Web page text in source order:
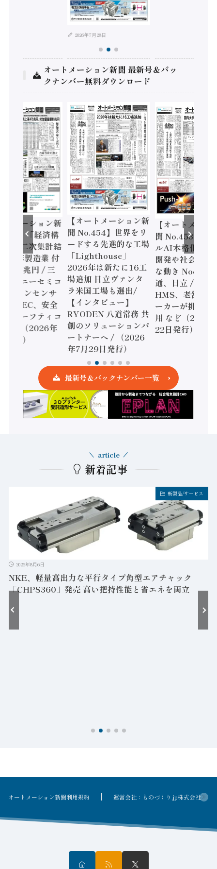
2026年7月28日
オートメーション新聞 最新号＆バッ
クナンバー無料ダウンロード
トメーション新
】「経済構
調査二次集計結
年製造業 付
額86兆円 / 三
とソニーセミコ
ジョンセンサ
/ IDEC、安全
すセーフティコ
ーラ（2026年
発行）
【オートメーション新
聞 No.454】世界をリ
ードする先進的な工場
「Lighthouse」
2026年は新たに16工
場追加 日立ヴァンタ
ラ米国工場も選出/
【インタビュー】
RYODEN 八道常務 共
創のソリューションパ
ートナーへ / （2026
年7月29日発行）
【オートメーシ
聞 No.453】フ
ルAI本格化へ
開発や社会実装
な動き Noetra
通、日立 / 兵神
HMS、老舗ポ
ーカーが挑むデ
用 など（2026
22日発行）
最新号＆バックナンバー一覧
新着記事
article
新製品/サービス
2026年8月6日
NKE、軽量高出力な平行タイプ角型エアチャック
「CHPS360」発売 高い把持性能と省エネを両立
オートメーション新聞利用規約 運営会社：ものづくり.jp株式会社